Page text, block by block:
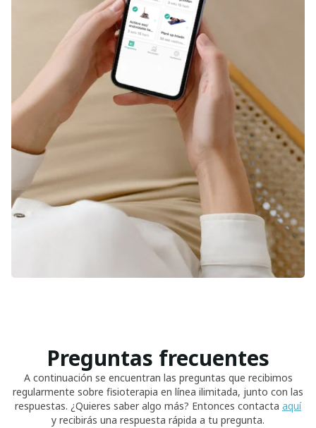
Preguntas frecuentes
A continuación se encuentran las preguntas que recibimos
regularmente sobre fisioterapia en línea ilimitada, junto con las
respuestas. ¿Quieres saber algo más? Entonces contacta aquí
y recibirás una respuesta rápida a tu pregunta.